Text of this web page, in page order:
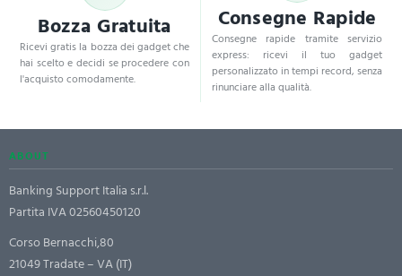
Bozza Gratuita
Ricevi gratis la bozza dei gadget che
hai scelto e decidi se procedere con
l'acquisto comodamente.
Consegne Rapide
Consegne rapide tramite servizio
express: ricevi il tuo gadget
personalizzato in tempi record, senza
rinunciare alla qualità.
ABOUT
Banking Support Italia s.r.l.
Partita IVA 02560450120
Corso Bernacchi,80
21049 Tradate – VA (IT)